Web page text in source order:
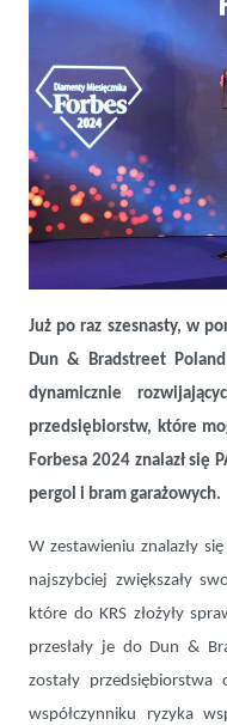
Już po raz szesnasty, w
Dun & Bradstreet
dynamicznie
przedsiębiorstw, które
Forbesa 2024 znalazł się
pergol i bram garażowych.
W zestawieniu znalazły
najszybciej zwiększały
które do KRS złożyły
przesłały je do Dun &
zostały
współczynniku ryzyka